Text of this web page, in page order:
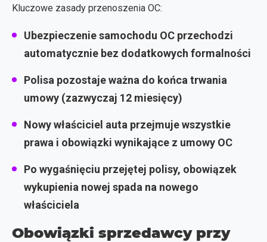
Kluczowe zasady przenoszenia OC:
Ubezpieczenie samochodu OC przechodzi
automatycznie bez dodatkowych formalności
Polisa pozostaje ważna do końca trwania
umowy (zazwyczaj 12 miesięcy)
Nowy właściciel auta przejmuje wszystkie
prawa i obowiązki wynikające z umowy OC
Po wygaśnięciu przejętej polisy, obowiązek
wykupienia nowej spada na nowego
właściciela
Obowiązki sprzedawcy przy